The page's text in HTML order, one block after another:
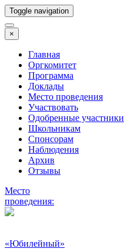
Toggle navigation
×
Главная
Оргкомитет
Программа
Доклады
Место проведения
Участвовать
Одобренные участники
Школьникам
Спонсорам
Наблюдения
Архив
Отзывы
Место
проведения:
«Юбилейный»